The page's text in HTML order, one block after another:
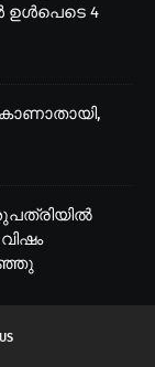
ഉൾപെടെ 4